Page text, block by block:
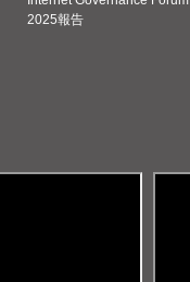
2025報告